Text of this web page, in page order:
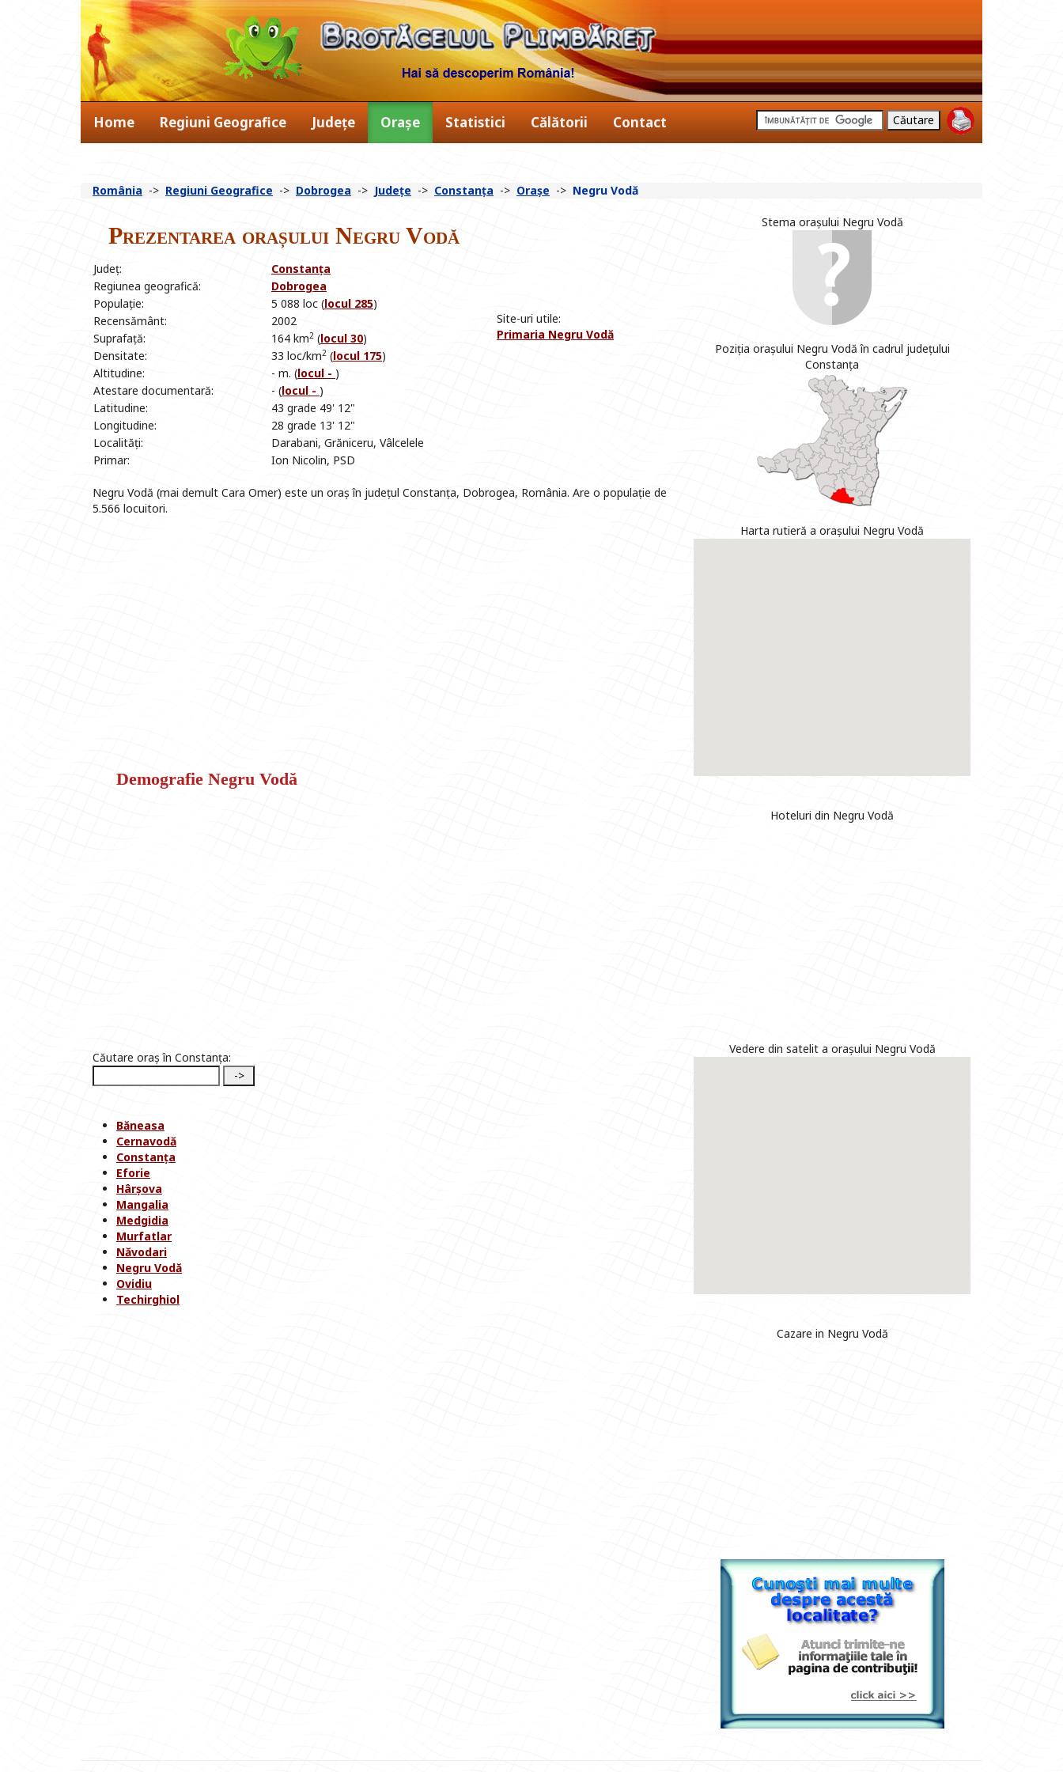
Home Regiuni Geografice Județe Orașe Statistici Călătorii Contact
România -> Regiuni Geografice -> Dobrogea -> Județe -> Constanța -> Orașe -> Negru Vodă
Prezentarea orașului Negru Vodă
Județ: Constanța
Site-uri utile:
Primaria Negru Vodă
Regiunea geografică:
Dobrogea
Populație:
5 088 loc (locul 285)
Recensământ:
2002
Suprafață:
164 km2 (locul 30)
Densitate:
33 loc/km2 (locul 175)
Altitudine:
- m. (locul - )
Atestare documentară:
- (locul - )
Latitudine:
43 grade 49' 12"
Longitudine:
28 grade 13' 12"
Localități:
Darabani, Grăniceru, Vâlcelele
Primar:
Ion Nicolin, PSD
Negru Vodă (mai demult Cara Omer) este un oraș în județul Constanța, Dobrogea, România. Are o populație de
5.566 locuitori.
Demografie Negru Vodă
Căutare oraș în Constanța:
Băneasa
Cernavodă
Constanța
Eforie
Hârșova
Mangalia
Medgidia
Murfatlar
Năvodari
Negru Vodă
Ovidiu
Techirghiol
Stema orașului Negru Vodă
Poziția orașului Negru Vodă în cadrul județului
Constanța
Harta rutieră a orașului Negru Vodă
Hoteluri din Negru Vodă
Vedere din satelit a orașului Negru Vodă
Cazare in Negru Vodă